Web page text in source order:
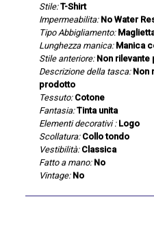
Stile: T-Shirt
Impermeabilita: No Water
Tipo Abbigliamento:
Lunghezza manica: Manica
Stile anteriore: Non
Descrizione della tasca: Non
prodotto
Tessuto: Cotone
Fantasia: Tinta unita
Elementi decorativi : Logo
Scollatura: Collo tondo
Vestibilità: Classica
Fatto a mano: No
Vintage: No